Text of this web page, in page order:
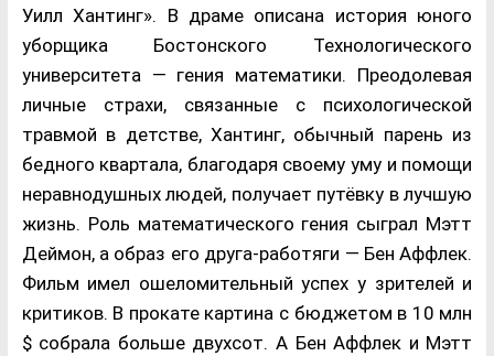
Уилл Хантинг». В драме описана история юного
уборщика Бостонского Технологического
университета — гения математики. Преодолевая
личные страхи, связанные с психологической
травмой в детстве, Хантинг, обычный парень из
бедного квартала, благодаря своему уму и помощи
неравнодушных людей, получает путёвку в лучшую
жизнь. Роль математического гения сыграл Мэтт
Деймон, а образ его друга-работяги — Бен Аффлек.
Фильм имел ошеломительный успех у зрителей и
критиков. В прокате картина с бюджетом в 10 млн
$ собрала больше двухсот. А Бен Аффлек и Мэтт